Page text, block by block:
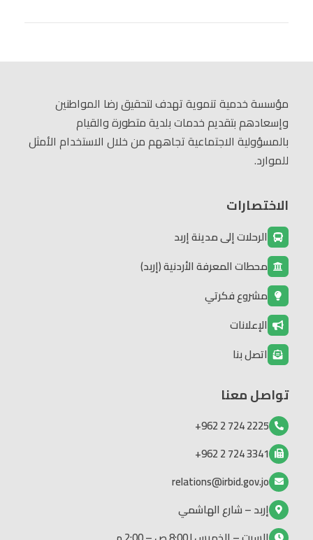
مؤسسة خدمية تنموية تهدف لتحقيق رضا المواطنين
وإسعادهم بتقديم خدمات بلدية متطورة والقيام
بالمسؤولية الاجتماعية تجاههم من خلال الاستخدام الأمثل
للموارد.
الاختصارات
الرحلات إلى مدينة إربد
محطات المعرفة الأردنية (إربد)
مشروع فكرتي
الإعلانات
اتصل بنا
تواصل معنا
2225 724 2 962+
3341 724 2 962+
relations@irbid.gov.jo
إربد – شارع الهاشمي